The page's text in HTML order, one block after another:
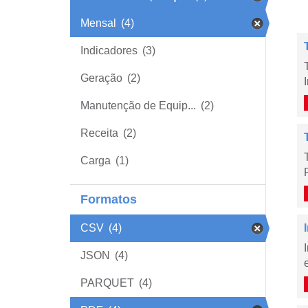
Mensal (4)
Indicadores (3)
Geração (2)
Manutenção de Equip... (2)
Receita (2)
Carga (1)
Formatos
CSV (4)
JSON (4)
PARQUET (4)